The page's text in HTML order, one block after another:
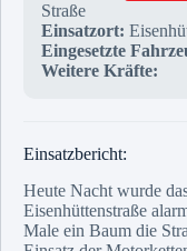
Straße
Einsatzort:
Eingesetzte
Weitere Kräfte:
Einsatzbericht:
Heute Nacht wurde
Eisenhüttenstraße
Male ein Baum die